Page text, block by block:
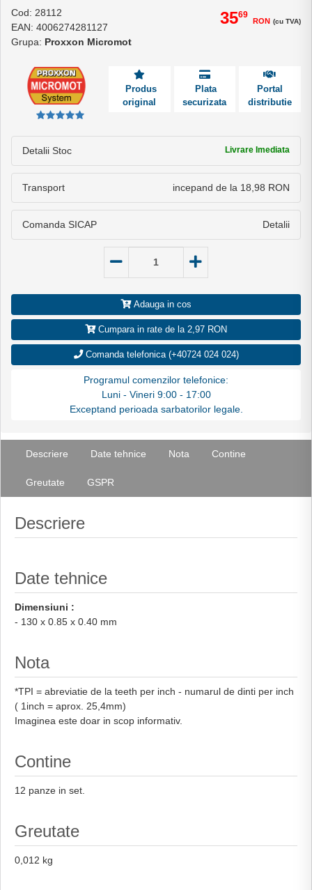
Cod: 28112
EAN: 4006274281127
Grupa: Proxxon Micromot
3569
RON (cu TVA)
Produs
original
Plata
securizata
Portal
distributie
Detalii Stoc Livrare Imediata
Transport incepand de la 18,98 RON
Comanda SICAP Detalii
Adauga in cos
Cumpara in rate de la 2,97 RON
Comanda telefonica (+40724 024 024)
Programul comenzilor telefonice:
Luni - Vineri 9:00 - 17:00
Exceptand perioada sarbatorilor legale.
Descriere Date tehnice Nota Contine
Greutate GSPR
Descriere
Date tehnice
Dimensiuni :
- 130 x 0.85 x 0.40 mm
Nota
*TPI = abreviatie de la teeth per inch - numarul de dinti per inch
( 1inch = aprox. 25,4mm)
Imaginea este doar in scop informativ.
Contine
12 panze in set.
Greutate
0,012 kg